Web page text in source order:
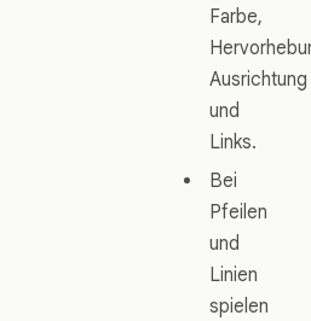
Farbe,
Ausrichtung
und
Links.
Bei
Pfeilen
und
Linien
spielen